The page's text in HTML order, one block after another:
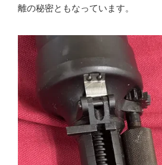
離の秘密ともなっています。